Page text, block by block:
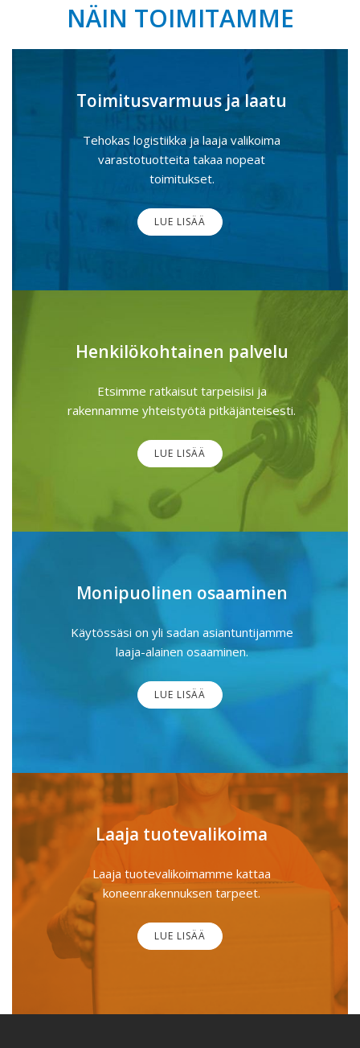
NÄIN TOIMITAMME
Toimitusvarmuus ja laatu
Tehokas logistiikka ja laaja valikoima
varastotuotteita takaa nopeat
toimitukset.
LUE LISÄÄ
Henkilökohtainen palvelu
Etsimme ratkaisut tarpeisiisi ja
rakennamme yhteistyötä pitkäjänteisesti.
LUE LISÄÄ
Monipuolinen osaaminen
Käytössäsi on yli sadan asiantuntijamme
laaja-alainen osaaminen.
LUE LISÄÄ
Laaja tuotevalikoima
Laaja tuotevalikoimamme kattaa
koneenrakennuksen tarpeet.
LUE LISÄÄ